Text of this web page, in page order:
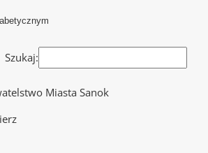
Szukaj:
Miasta Sanok